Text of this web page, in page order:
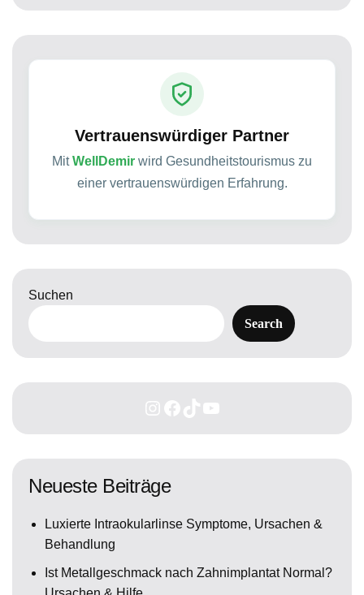
Vertrauenswürdiger Partner
MitWellDemir wird Gesundheitstourismus zu
einer vertrauenswürdigen Erfahrung.
Suchen
Search
Neueste Beiträge
Luxierte Intraokularlinse Symptome, Ursachen &
Behandlung
Ist Metallgeschmack nach Zahnimplantat Normal?